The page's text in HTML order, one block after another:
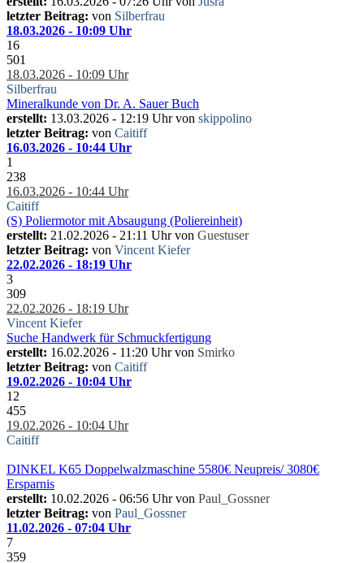
letzter Beitrag: von Silberfrau
18.03.2026 - 10:09 Uhr
16
501
18.03.2026 - 10:09 Uhr
Silberfrau
Mineralkunde von Dr. A. Sauer Buch
erstellt: 13.03.2026 - 12:19 Uhr von skippolino
letzter Beitrag: von Caitiff
16.03.2026 - 10:44 Uhr
1
238
16.03.2026 - 10:44 Uhr
Caitiff
(S) Poliermotor mit Absaugung (Poliereinheit)
erstellt: 21.02.2026 - 21:11 Uhr von Guestuser
letzter Beitrag: von Vincent Kiefer
22.02.2026 - 18:19 Uhr
3
309
22.02.2026 - 18:19 Uhr
Vincent Kiefer
Suche Handwerk für Schmuckfertigung
erstellt: 16.02.2026 - 11:20 Uhr von Smirko
letzter Beitrag: von Caitiff
19.02.2026 - 10:04 Uhr
12
455
19.02.2026 - 10:04 Uhr
Caitiff
DINKEL K65 Doppelwalzmaschine 5580€ Neupreis/ 3080€
Ersparnis
erstellt: 10.02.2026 - 06:56 Uhr von Paul_Gossner
letzter Beitrag: von Paul_Gossner
11.02.2026 - 07:04 Uhr
7
359